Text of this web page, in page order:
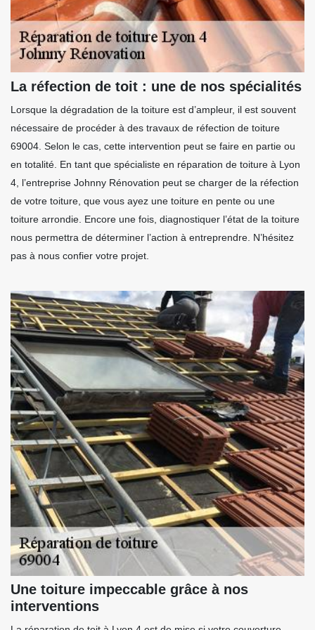
La réfection de toit : une de nos spécialités
Lorsque la dégradation de la toiture est d’ampleur, il est souvent
nécessaire de procéder à des travaux de réfection de toiture
69004. Selon le cas, cette intervention peut se faire en partie ou
en totalité. En tant que spécialiste en réparation de toiture à Lyon
4, l’entreprise Johnny Rénovation peut se charger de la réfection
de votre toiture, que vous ayez une toiture en pente ou une
toiture arrondie. Encore une fois, diagnostiquer l’état de la toiture
nous permettra de déterminer l’action à entreprendre. N’hésitez
pas à nous confier votre projet.
Une toiture impeccable grâce à nos
interventions